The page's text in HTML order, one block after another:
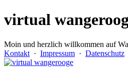
virtual
Moin und herzlich willkommen auf
Kontakt · Impressum · Datenschutz